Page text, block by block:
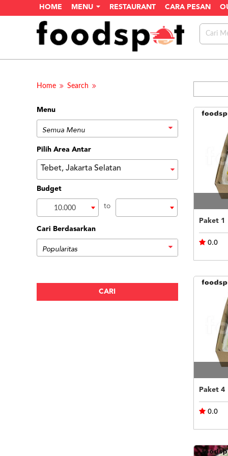
HOME MENU RESTAURANT CARA PESAN
Home Search
Menu
Pilih Area Antar
Tebet, Jakarta Selatan
Budget
10.000 to
Cari Berdasarkan
Paket 1
0.0
Paket 4
0.0